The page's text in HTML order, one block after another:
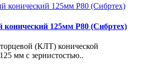
конический 125мм Р80 (Сибртех)
(КЛТ) конической
мм с зернистостью..